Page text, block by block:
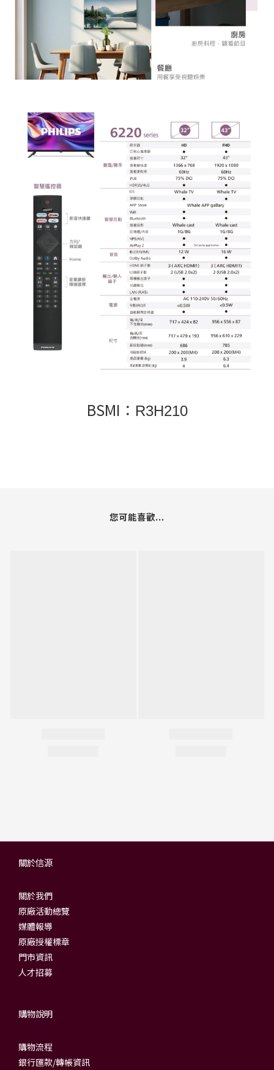
BSMI： R3H210
您可能喜歡...
關於信源
關於我們
原廠活動總覽
媒體報導
原廠授權標章
門市資訊
人才招募
購物說明
購物流程
銀行匯款/轉帳資訊